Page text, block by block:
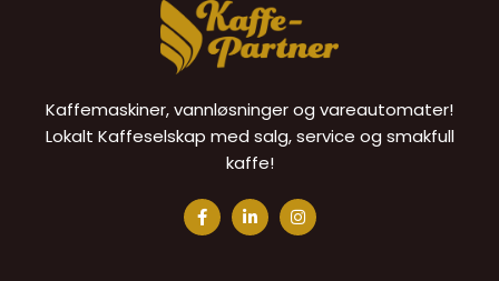
Kaffemaskiner, vannløsninger og vareautomater!
Lokalt Kaffeselskap med salg, service og smakfull
kaffe!